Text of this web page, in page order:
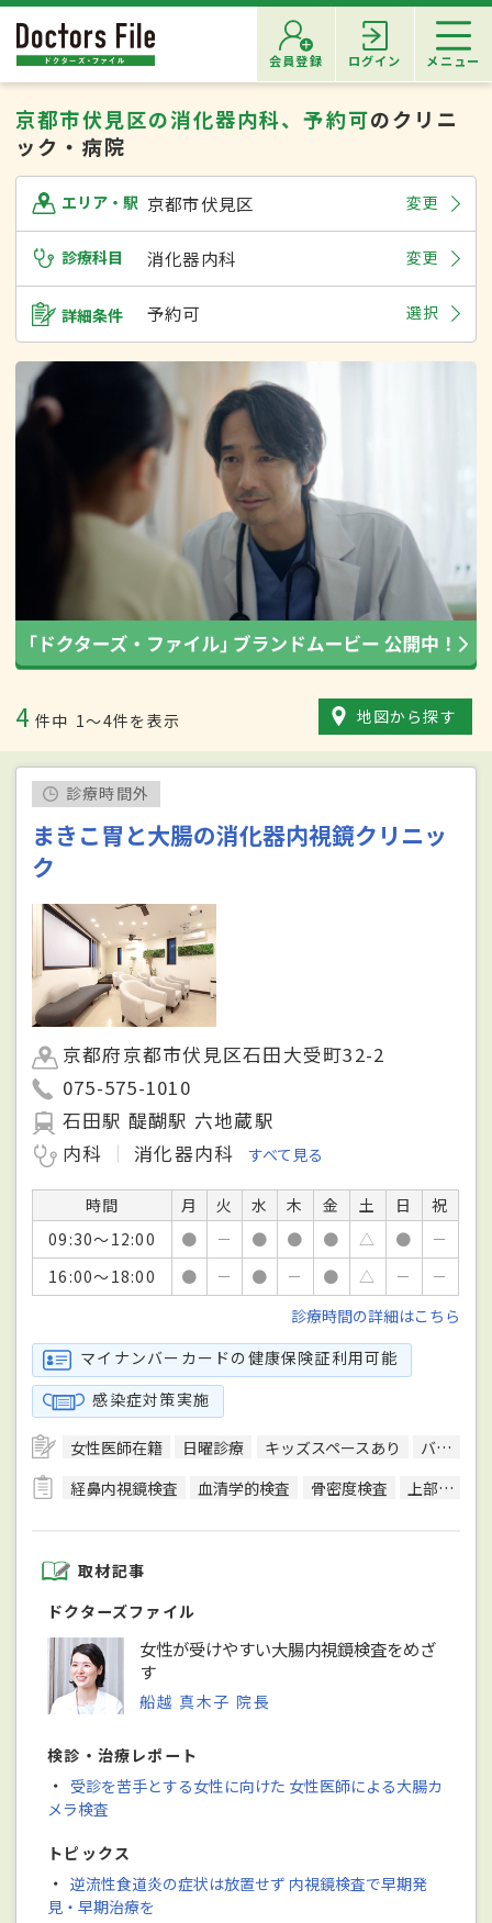
会員登録 ログイン メニュー
京都市伏見区の消化器内科、予約可のクリニ
ック・病院
エリア・駅 京都市伏見区 変更
診療科目 消化器内科 変更
詳細条件 予約可 選択
4 件中 1〜4件を表示 地図から探す
診療時間外
まきこ胃と大腸の消化器内視鏡クリニッ
ク
京都府京都市伏見区石田大受町32-2
075-575-1010
石田駅 醍醐駅 六地蔵駅
内科
消化器内科 すべて見る
時間 月 火 水 木 金 土 日
祝
09:30～12:00
● － ● ● ● △ ●
－
16:00～18:00
● － ● － ● △ －
－
診療時間の詳細はこちら
マイナンバーカードの健康保険証利用可能
感染症対策実施
女性医師在籍 日曜診療 キッズスペースあり
バリアフリー対応
経鼻内視鏡検査
血清学的検査 骨密度検査 上部内視鏡検査
取材記事
ドクターズファイル
女性が受けやすい大腸内視鏡検査をめざ
す
船越 真木子 院長
検診・治療レポート
・ 受診を苦手とする女性に向けた 女性医師による大腸カ
メラ検査
トピックス
・ 逆流性食道炎の症状は放置せず 内視鏡検査で早期発
見・早期治療を